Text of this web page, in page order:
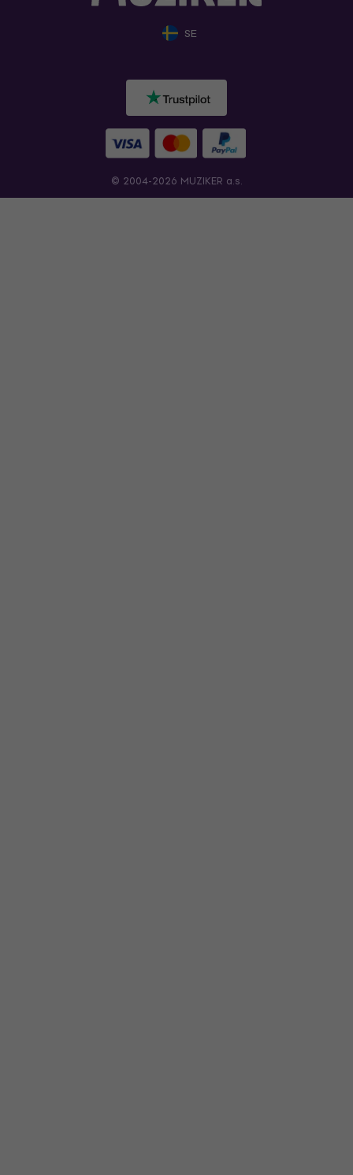
SE
© 2004-2026 MUZIKER a.s.